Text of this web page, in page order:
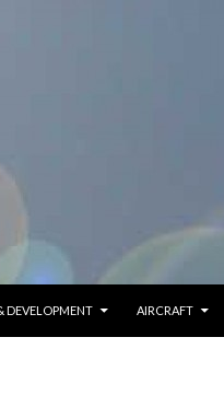
DEVELOPMENT AIRCRAFT